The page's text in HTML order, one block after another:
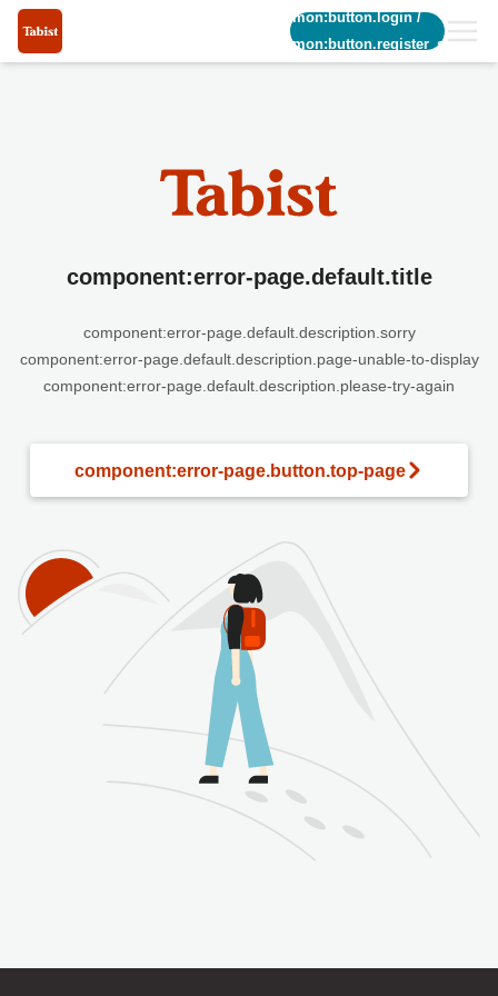
common:button.login/
common:button.register_short
component:error-page.default.title
component:error-page.default.description.sorry
component:error-page.default.description.page-unable-to-display
component:error-page.default.description.please-try-again
component:error-page.button.top-page